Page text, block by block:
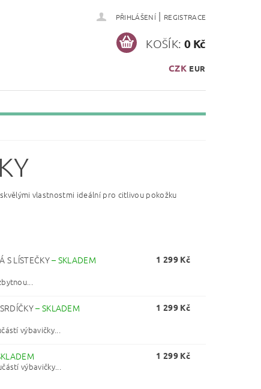
PŘIHLÁŠENÍ | REGISTRACE
CZK EUR
KOŠÍK: 0 Kč
vlastnostmi ideální pro citlivou pokožku
S LÍSTEČKY– SKLADEM
1 299 Kč
– SKLADEM
výbavičky...
1 299 Kč
výbavičky...
1 299 Kč